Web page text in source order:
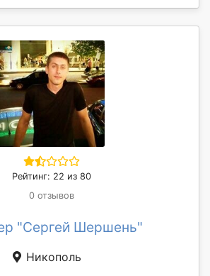
Рейтинг: 22 из 80
0 отзывов
"Сергей Шершень"
Никополь